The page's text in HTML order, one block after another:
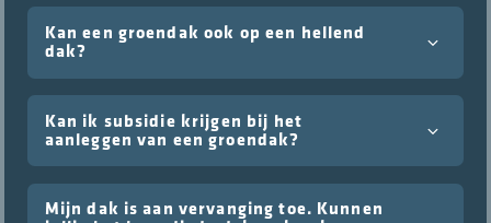
Kan een groendak ook op een hellend
dak?
Kan ik subsidie krijgen bij het
aanleggen van een groendak?
Mijn dak is aan vervanging toe. Kunnen